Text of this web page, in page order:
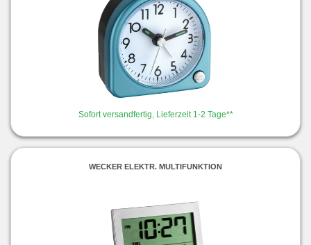
Sofort versandfertig, Lieferzeit 1-2 Tage**
WECKER ELEKTR. MULTIFUNKTION